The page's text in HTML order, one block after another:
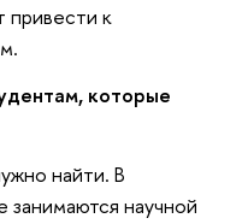
привести к
которые
найти. В
научной